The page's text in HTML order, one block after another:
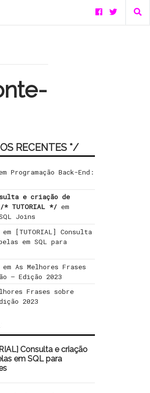
RECENTES */
Programação Back-End:
e criação de
* TUTORIAL */ em
Joins
em
[TUTORIAL] Consulta
em SQL para
em As Melhores Frases
– Edição 2023
Frases sobre
2023
Consulta e criação
em SQL para